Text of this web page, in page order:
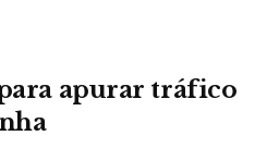
apurar tráfico